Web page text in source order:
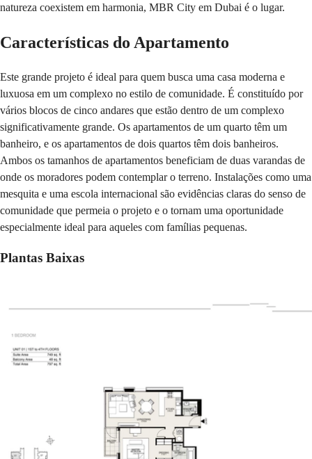
natureza coexistem em harmonia, MBR City em Dubai é o lugar.
Características do Apartamento
Este grande projeto é ideal para quem busca uma casa moderna e
luxuosa em um complexo no estilo de comunidade. É constituído por
vários blocos de cinco andares que estão dentro de um complexo
significativamente grande. Os apartamentos de um quarto têm um
banheiro, e os apartamentos de dois quartos têm dois banheiros.
Ambos os tamanhos de apartamentos beneficiam de duas varandas de
onde os moradores podem contemplar o terreno. Instalações como uma
mesquita e uma escola internacional são evidências claras do senso de
comunidade que permeia o projeto e o tornam uma oportunidade
especialmente ideal para aqueles com famílias pequenas.
Plantas Baixas